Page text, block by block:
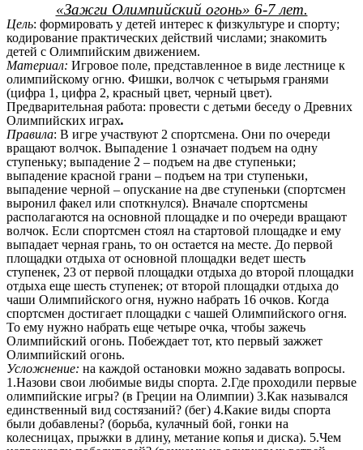
«Зажги Олимпийский огонь» 6-7 лет.
Цель: формировать у детей интерес к физкультуре и спорту;
кодирование практических действий числами; знакомить
детей с Олимпийским движением.
Материал: Игровое поле, представленное в виде лестнице к
олимпийскому огню. Фишки, волчок с четырьмя гранями
(цифра 1, цифра 2, красный цвет, черный цвет).
Предварительная работа: провести с детьми беседу о Древних
Олимпийских играх.
Правила: В игре участвуют 2 спортсмена. Они по очереди
вращают волчок. Выпадение 1 означает подъем на одну
ступеньку; выпадение 2 – подъем на две ступеньки;
выпадение красной грани – подъем на три ступеньки,
выпадение черной – опускание на две ступеньки (спортсмен
выронил факел или споткнулся). Вначале спортсмены
располагаются на основной площадке и по очереди вращают
волчок. Если спортсмен стоял на стартовой площадке и ему
выпадает черная грань, то он остается на месте. До первой
площадки отдыха от основной площадки ведет шесть
ступенек, 23 от первой площадки отдыха до второй площадки
отдыха еще шесть ступенек; от второй площадки отдыха до
чаши Олимпийского огня, нужно набрать 16 очков. Когда
спортсмен достигает площадки с чашей Олимпийского огня.
То ему нужно набрать еще четыре очка, чтобы зажечь
Олимпийский огонь. Побеждает тот, кто первый зажжет
Олимпийский огонь.
Усложнение: на каждой остановки можно задавать вопросы.
1.Назови свои любимые виды спорта. 2.Где проходили первые
олимпийские игры? (в Греции на Олимпии) 3.Как назывался
единственный вид состязаний? (бег) 4.Какие виды спорта
были добавлены? (борьба, кулачный бой, гонки на
колесницах, прыжки в длину, метание копья и диска). 5.Чем